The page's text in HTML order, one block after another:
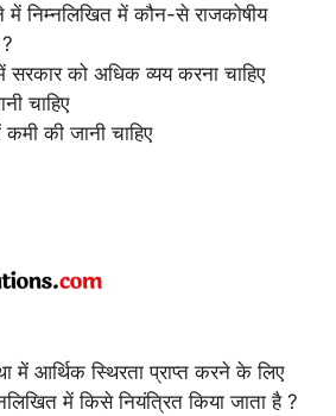
निम्नलिखित में कौन-से राजकोषीय
सरकार को अधिक व्यय करना चाहिए
चाहिए
की जानी चाहिए
में आर्थिक स्थिरता प्राप्त करने के लिए
में किसे नियंत्रित किया जाता है ?